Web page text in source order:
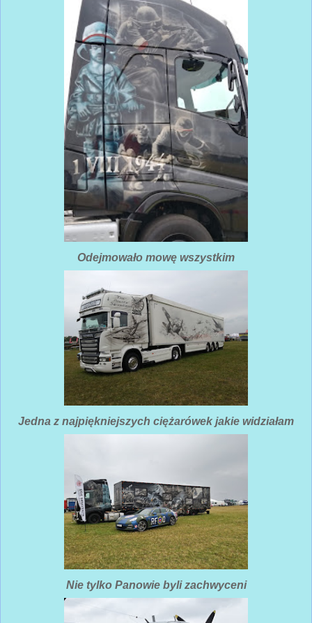
Odejmowało mowę wszystkim
Jedna z najpiękniejszych ciężarówek jakie widziałam
Nie tylko Panowie byli zachwyceni